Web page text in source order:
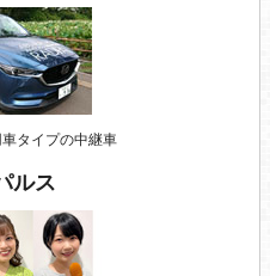
タイプの中継車
ルス